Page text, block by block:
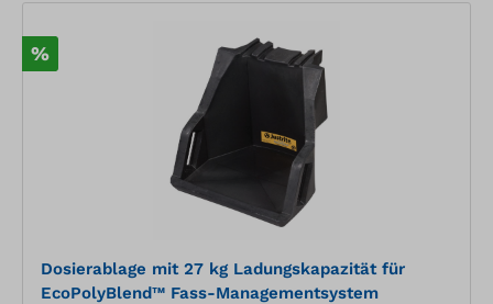
%
Dosierablage mit 27 kg Ladungskapazität für
EcoPolyBlend™ Fass-Managementsystem